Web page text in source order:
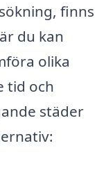
finns
du kan
olika
tid och
städer